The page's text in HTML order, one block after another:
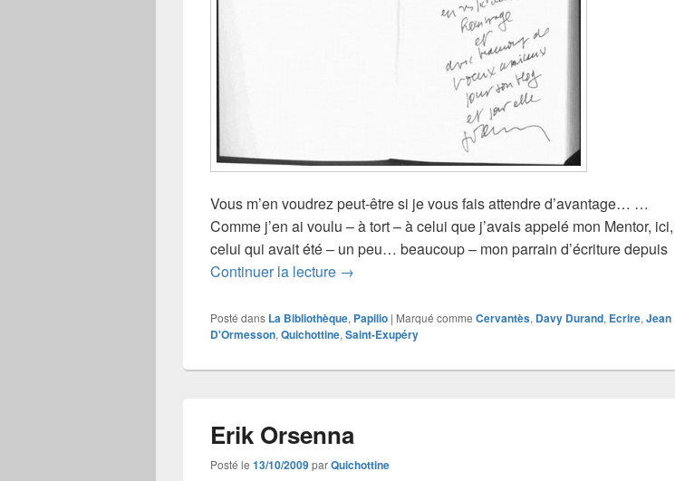
Vous m’en voudrez peut-être si je vous fais attendre d’avantage… …
Comme j’en ai voulu – à tort – à celui que j’avais appelé mon Mentor, ici,
celui qui avait été – un peu… beaucoup – mon parrain d’écriture depuis
Continuer la lecture Deux mois après…
→
Posté dans La Bibliothèque, Papilio | Marqué comme Cervantès, Davy Durand, Ecrire, Jean
D'Ormesson, Quichottine, Saint-Exupéry
Erik Orsenna
Posté le 13/10/2009parQuichottine